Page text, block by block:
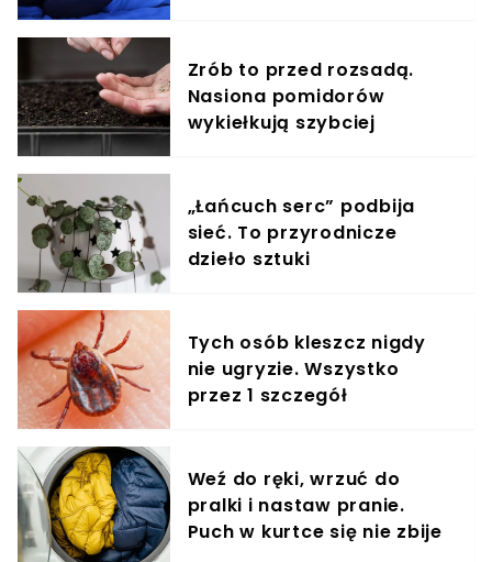
Zrób to przed rozsadą.
Nasiona pomidorów
wykiełkują szybciej
„Łańcuch serc” podbija
sieć. To przyrodnicze
dzieło sztuki
Tych osób kleszcz nigdy
nie ugryzie. Wszystko
przez 1 szczegół
Weź do ręki, wrzuć do
pralki i nastaw pranie.
Puch w kurtce się nie zbije